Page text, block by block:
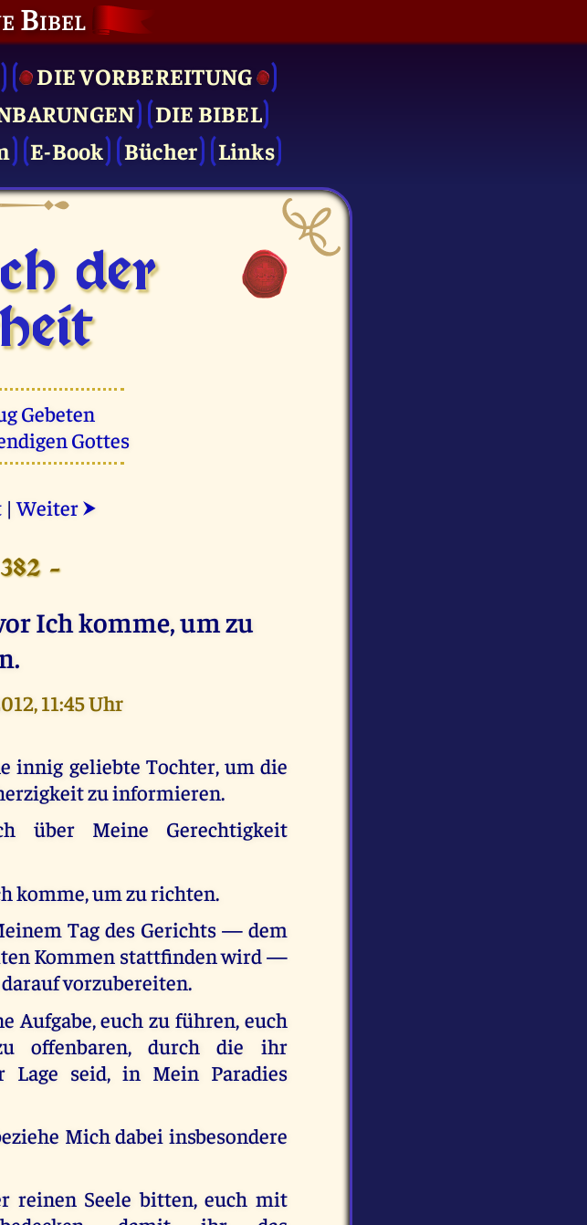
Bibel
DIE VOR­BEREITUNG
DIE BIBEL
E-Book Bücher Links
der
Gebeten
Gottes
|Weiter ⮞
-
Ich komme, um zu
11:45 Uhr
innig geliebte Tochter, um die
zu informieren.
über Meine Gerechtigkeit
komme, um zu richten.
Tag des Gerichts — dem
Kommen stattfinden wird —
vorzubereiten.
Aufgabe, euch zu führen, euch
offenbaren, durch die ihr
seid, in Mein Paradies
Mich dabei insbesondere
Seele bitten, euch mit